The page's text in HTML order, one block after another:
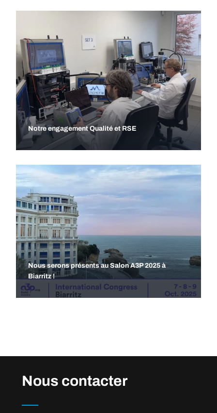
Notre engagement Qualité et RSE
Nous serons présents au Salon A3P 2025 à
Biarritz !
Nous contacter